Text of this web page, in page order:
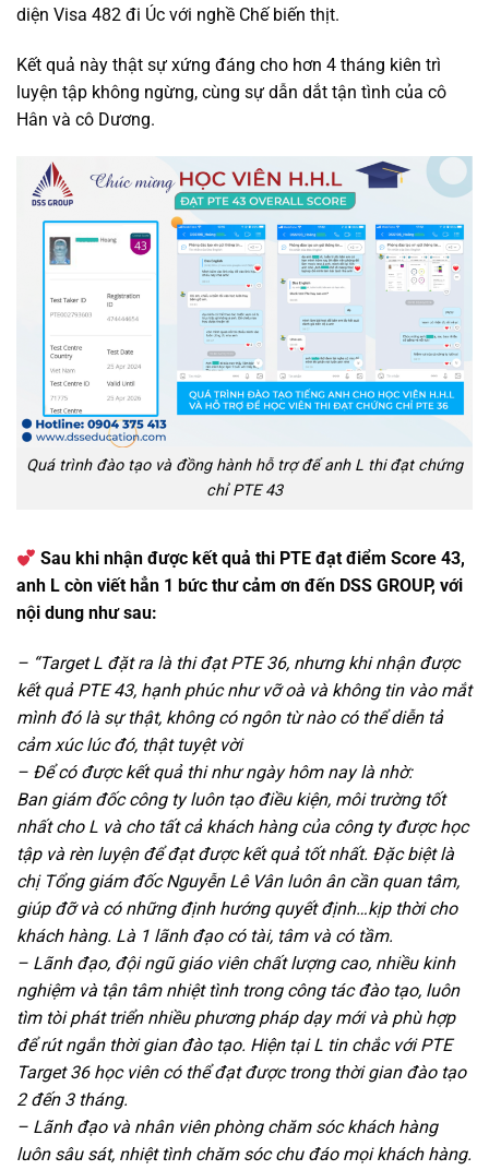
diện Visa 482 đi Úc với nghề Chế biến thịt.
Kết quả này thật sự xứng đáng cho hơn 4 tháng kiên trì
luyện tập không ngừng, cùng sự dẫn dắt tận tình của cô
Hân và cô Dương.
Quá trình đào tạo và đồng hành hỗ trợ để anh L thi đạt chứng
chỉ PTE 43
Sau khi nhận được kết quả thi PTE đạt điểm Score 43,
anh L còn viết hẳn 1 bức thư cảm ơn đến DSS GROUP, với
nội dung như sau:
– “Target L đặt ra là thi đạt PTE 36, nhưng khi nhận được
kết quả PTE 43, hạnh phúc như vỡ oà và không tin vào mắt
mình đó là sự thật, không có ngôn từ nào có thể diễn tả
cảm xúc lúc đó, thật tuyệt vời
– Để có được kết quả thi như ngày hôm nay là nhờ:
Ban giám đốc công ty luôn tạo điều kiện, môi trường tốt
nhất cho L và cho tất cả khách hàng của công ty được học
tập và rèn luyện để đạt được kết quả tốt nhất. Đặc biệt là
chị Tổng giám đốc Nguyễn Lê Vân luôn ân cần quan tâm,
giúp đỡ và có những định hướng quyết định…kịp thời cho
khách hàng. Là 1 lãnh đạo có tài, tâm và có tầm.
– Lãnh đạo, đội ngũ giáo viên chất lượng cao, nhiều kinh
nghiệm và tận tâm nhiệt tình trong công tác đào tạo, luôn
tìm tòi phát triển nhiều phương pháp dạy mới và phù hợp
để rút ngắn thời gian đào tạo. Hiện tại L tin chắc với PTE
Target 36 học viên có thể đạt được trong thời gian đào tạo
2 đến 3 tháng.
– Lãnh đạo và nhân viên phòng chăm sóc khách hàng
luôn sâu sát, nhiệt tình chăm sóc chu đáo mọi khách hàng.